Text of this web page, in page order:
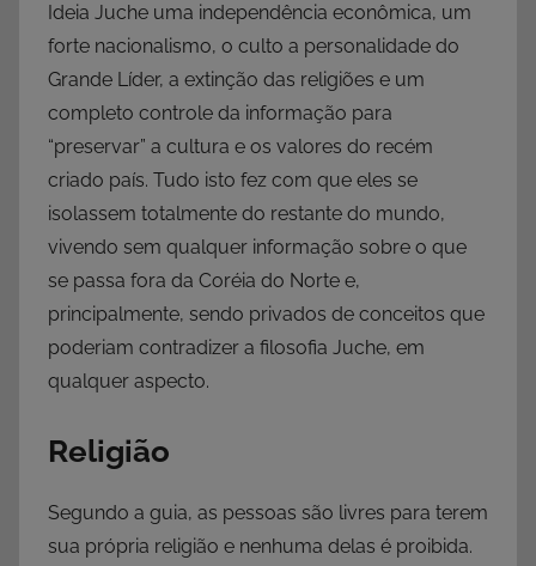
Ideia Juche uma independência econômica, um
forte nacionalismo, o culto a personalidade do
Grande Líder, a extinção das religiões e um
completo controle da informação para
“preservar” a cultura e os valores do recém
criado país. Tudo isto fez com que eles se
isolassem totalmente do restante do mundo,
vivendo sem qualquer informação sobre o que
se passa fora da Coréia do Norte e,
principalmente, sendo privados de conceitos que
poderiam contradizer a filosofia Juche, em
qualquer aspecto.
Religião
Segundo a guia, as pessoas são livres para terem
sua própria religião e nenhuma delas é proibida.